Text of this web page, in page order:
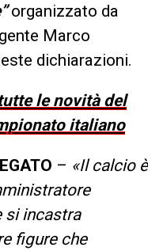
organizzato da
Marco
dichiarazioni.
le novità del
italiano
– «Il calcio è
si incastra
figure che